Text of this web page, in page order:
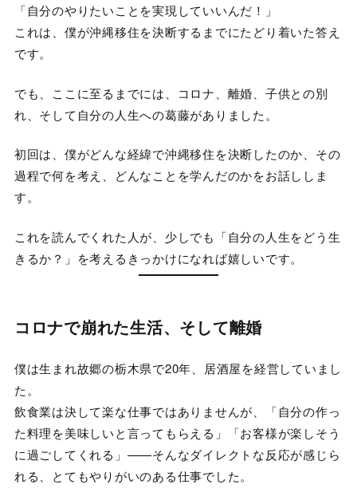
「自分のやりたいことを実現していいんだ！」
これは、僕が沖縄移住を決断するまでにたどり着いた答え
です。
でも、ここに至るまでには、コロナ、離婚、子供との別
れ、そして自分の人生への葛藤がありました。
初回は、僕がどんな経緯で沖縄移住を決断したのか、その
過程で何を考え、どんなことを学んだのかをお話ししま
す。
これを読んでくれた人が、少しでも「自分の人生をどう生
きるか？」を考えるきっかけになれば嬉しいです。
コロナで崩れた生活、そして離婚
僕は生まれ故郷の栃木県で20年、居酒屋を経営していまし
た。
飲食業は決して楽な仕事ではありませんが、「自分の作っ
た料理を美味しいと言ってもらえる」「お客様が楽しそう
に過ごしてくれる」——そんなダイレクトな反応が感じら
れる、とてもやりがいのある仕事でした。